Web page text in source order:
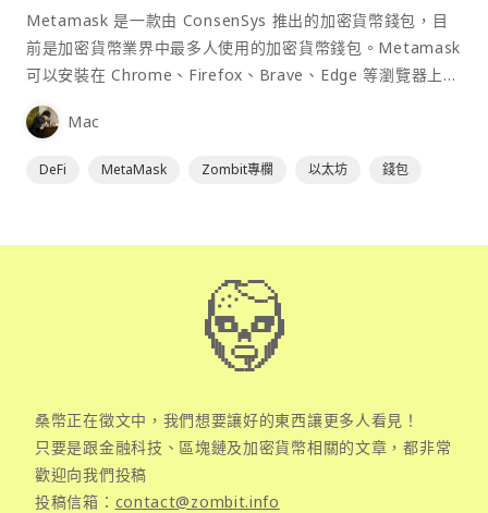
Metamask 是一款由 ConsenSys 推出的加密貨幣錢包，目
前是加密貨幣業界中最多人使用的加密貨幣錢包。Metamask
可以安裝在 Chrome、Firefox、Brave、Edge 等瀏覽器上作
為插件使用，具備許多功能且使用上非常方便。
Mac
DeFi MetaMask Zombit專欄 以太坊 錢包
桑幣正在徵文中，我們想要讓好的東西讓更多人看見！
只要是跟金融科技、區塊鏈及加密貨幣相關的文章，都非常
歡迎向我們投稿
投稿信箱： contact@zombit.info